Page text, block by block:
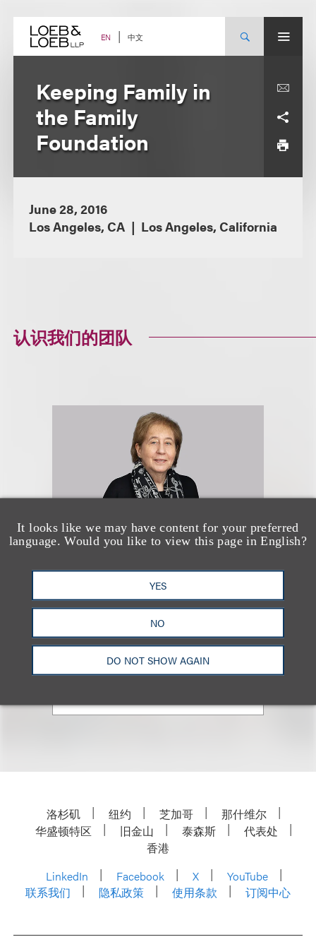
content EN 中文
It looks like we may have content for your preferred
language. Would you like to view this page in English?
YES
NO
DO NOT SHOW AGAIN
Keeping Family in
the Family
Foundation
June 28, 2016
Los Angeles, CA
Los Angeles, California
认识我们的团队
Leah M. Bishop
+1.310.282.2353
洛杉矶 纽约 芝加哥
那什维尔
华盛顿特区
旧金山 泰森斯
代表处
香港
LinkedIn
Facebook X
YouTube
联系我们
隐私政策 使用条款 订阅中心